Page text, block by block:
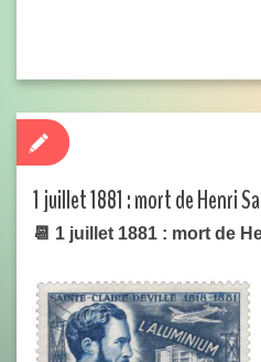
1 juillet 1881 : mort de Henri
📆 1 juillet 1881 : mort de